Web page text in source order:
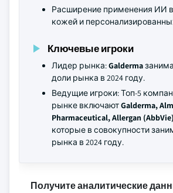
Расширение применения ИИ
кожей и
Ключевые игроки
Лидер рынка:Galderma
доли рынка в 2024 году.
Ведущие игроки: Топ-5
рынке включаютGalderma,
Pharmaceutical, Allergan
которые в совокупности
рынка в 2024 году.
Получите аналитические